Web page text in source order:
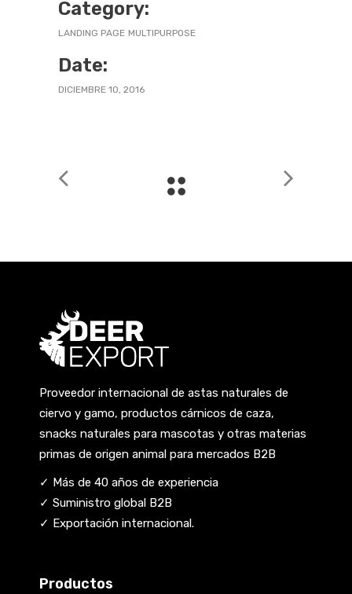
Category:
LANDING PAGE MULTIPURPOSE
Date:
DICIEMBRE 10, 2016
Proveedor internacional de astas naturales de
ciervo y gamo, productos cárnicos de caza,
snacks naturales para mascotas y otras materias
primas de origen animal para mercados B2B
✓ Más de 40 años de experiencia
✓ Suministro global B2B
✓ Exportación internacional.
Productos